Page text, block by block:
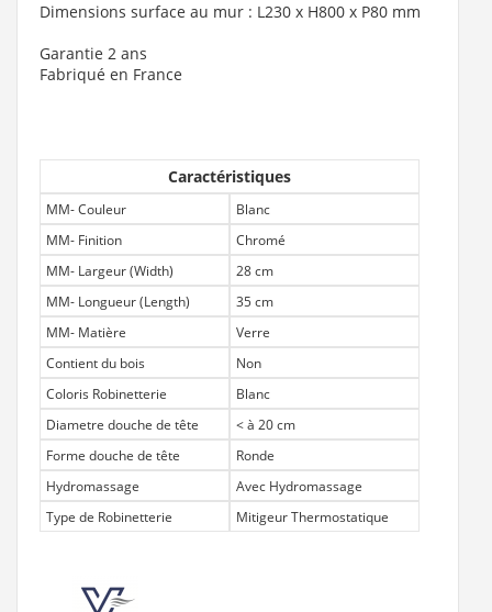
Dimensions surface au mur : L230 x H800 x P80 mm
Garantie 2 ans
Fabriqué en France
Caractéristiques
MM- Couleur
Blanc
MM- Finition
Chromé
MM- Largeur (Width)
28 cm
MM- Longueur (Length)
35 cm
MM- Matière
Verre
Contient du bois
Non
Coloris Robinetterie
Blanc
Diametre douche de tête
< à 20 cm
Forme douche de tête
Ronde
Hydromassage
Avec Hydromassage
Type de Robinetterie
Mitigeur Thermostatique